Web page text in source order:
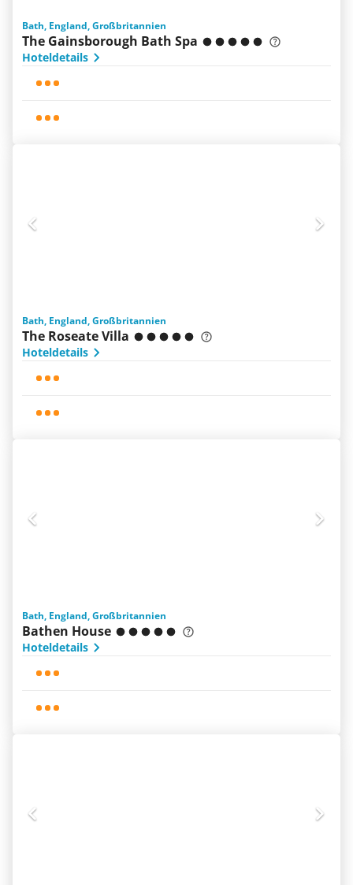
Bath, England, Großbritannien
The Gainsborough Bath Spa
Hoteldetails
Bath, England, Großbritannien
The Roseate Villa
Hoteldetails
Bath, England, Großbritannien
Bathen House
Hoteldetails